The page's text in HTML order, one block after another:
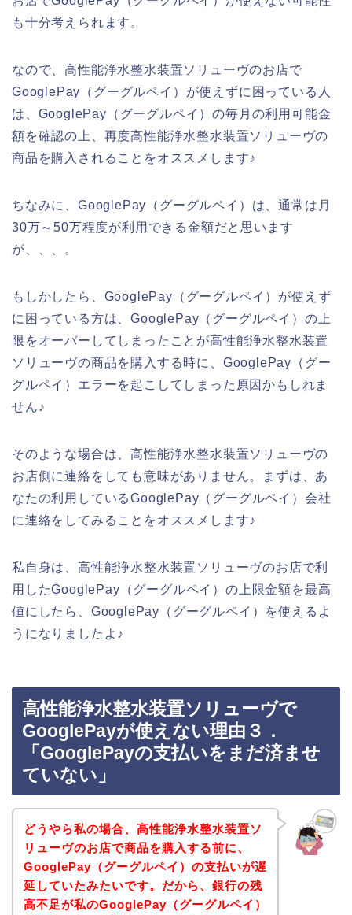
も十分考えられます。
なので、高性能浄水整水装置ソリューヴのお店で
GooglePay（グーグルペイ）が使えずに困っている人
は、GooglePay（グーグルペイ）の毎月の利用可能金
額を確認の上、再度高性能浄水整水装置ソリューヴの
商品を購入されることをオススメします♪
ちなみに、GooglePay（グーグルペイ）は、通常は月
30万～50万程度が利用できる金額だと思います
が、、、。
もしかしたら、GooglePay（グーグルペイ）が使えず
に困っている方は、GooglePay（グーグルペイ）の上
限をオーバーしてしまったことが高性能浄水整水装置
ソリューヴの商品を購入する時に、GooglePay（グー
グルペイ）エラーを起こしてしまった原因かもしれま
せん♪
そのような場合は、高性能浄水整水装置ソリューヴの
お店側に連絡をしても意味がありません。まずは、あ
なたの利用しているGooglePay（グーグルペイ）会社
に連絡をしてみることをオススメします♪
私自身は、高性能浄水整水装置ソリューヴのお店で利
用したGooglePay（グーグルペイ）の上限金額を最高
値にしたら、GooglePay（グーグルペイ）を使えるよ
うになりましたよ♪
高性能浄水整水装置ソリューヴで
GooglePayが使えない理由３．
「GooglePayの支払いをまだ済ませ
ていない」
どうやら私の場合、高性能浄水整水装置ソ
リューヴのお店で商品を購入する前に、
GooglePay（グーグルペイ）の支払いが遅
延していたみたいです。だから、銀行の残
高不足が私のGooglePay（グーグルペイ）